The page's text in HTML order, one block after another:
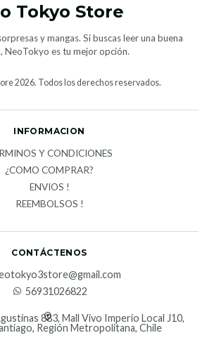
Tokyo Store
y mangas. Si buscas leer una buena
NeoTokyo es tu mejor opción.
2026. Todos los derechos reservados.
INFORMACION
Y CONDICIONES
¿COMO COMPRAR?
ENVIOS !
REEMBOLSOS !
CONTÁCTENOS
56931026822
883, Mall Vivo Imperio Local J10,
Región Metropolitana, Chile